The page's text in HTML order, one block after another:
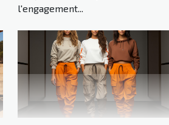
l'engagement...